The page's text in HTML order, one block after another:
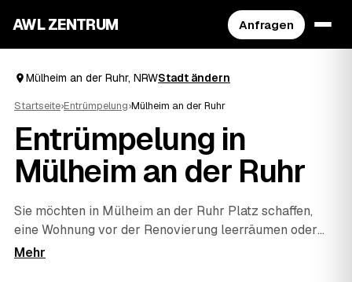
AWL ZENTRUM Anfragen
Mülheim an der Ruhr, NRWStadt ändern
Startseite›Entrümpelung›Mülheim an der Ruhr
Entrümpelung in
Mülheim an der Ruhr
Sie möchten in Mülheim an der Ruhr Platz schaffen,
eine Wohnung vor der Renovierung leerräumen oder
einen Nachlass auflösen? Beschreiben Sie Ihren